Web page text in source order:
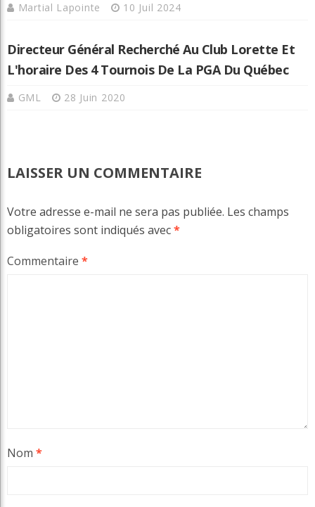
Martial Lapointe 10 Juil 2024
Directeur Général Recherché Au Club Lorette Et
L'horaire Des 4 Tournois De La PGA Du Québec
GML 28 Juin 2020
LAISSER UN COMMENTAIRE
Votre adresse e-mail ne sera pas publiée. Les champs
obligatoires sont indiqués avec*
Commentaire *
Nom *